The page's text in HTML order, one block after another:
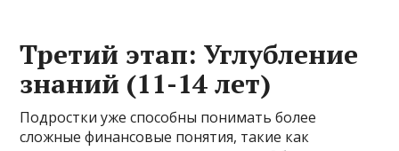
Третий этап: Углубление
знаний (11-14 лет)
Подростки уже способны понимать более
сложные финансовые понятия, такие как